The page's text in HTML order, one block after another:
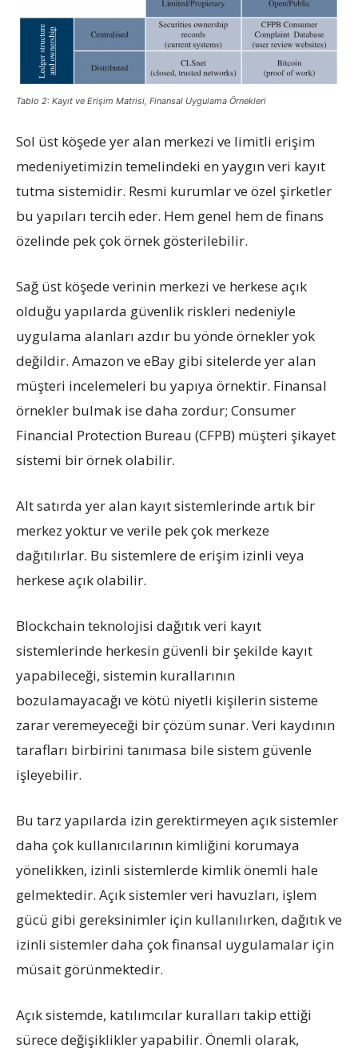
Tablo 2: Kayıt ve Erişim Matrisi, Finansal Uygulama Örnekleri
Sol üst köşede yer alan merkezi ve limitli erişim
medeniyetimizin temelindeki en yaygın veri kayıt
tutma sistemidir. Resmi kurumlar ve özel şirketler
bu yapıları tercih eder. Hem genel hem de finans
özelinde pek çok örnek gösterilebilir.
Sağ üst köşede verinin merkezi ve herkese açık
olduğu yapılarda güvenlik riskleri nedeniyle
uygulama alanları azdır bu yönde örnekler yok
değildir. Amazon ve eBay gibi sitelerde yer alan
müşteri incelemeleri bu yapıya örnektir. Finansal
örnekler bulmak ise daha zordur; Consumer
Financial Protection Bureau (CFPB) müşteri şikayet
sistemi bir örnek olabilir.
Alt satırda yer alan kayıt sistemlerinde artık bir
merkez yoktur ve verile pek çok merkeze
dağıtılırlar. Bu sistemlere de erişim izinli veya
herkese açık olabilir.
Blockchain teknolojisi dağıtık veri kayıt
sistemlerinde herkesin güvenli bir şekilde kayıt
yapabileceği, sistemin kurallarının
bozulamayacağı ve kötü niyetli kişilerin sisteme
zarar veremeyeceği bir çözüm sunar. Veri kaydının
tarafları birbirini tanımasa bile sistem güvenle
işleyebilir.
Bu tarz yapılarda izin gerektirmeyen açık sistemler
daha çok kullanıcılarının kimliğini korumaya
yönelikken, izinli sistemlerde kimlik önemli hale
gelmektedir. Açık sistemler veri havuzları, işlem
gücü gibi gereksinimler için kullanılırken, dağıtık ve
izinli sistemler daha çok finansal uygulamalar için
müsait görünmektedir.
Açık sistemde, katılımcılar kuralları takip ettiği
sürece değişiklikler yapabilir. Önemli olarak,